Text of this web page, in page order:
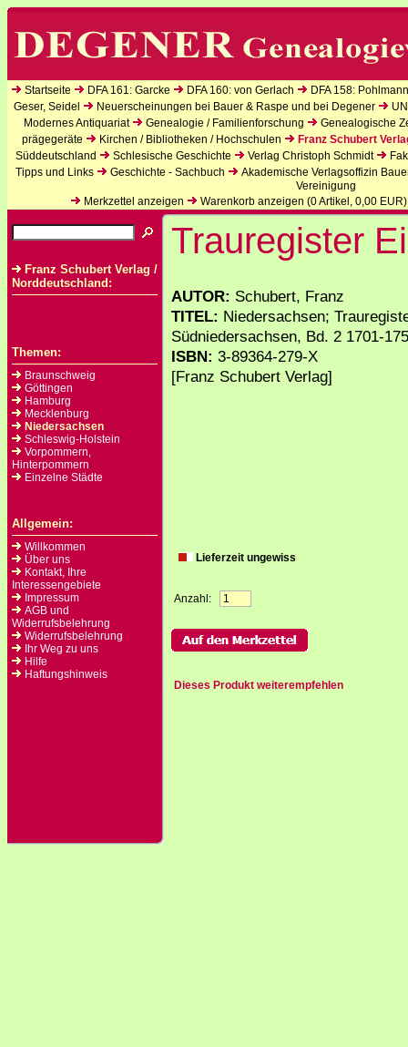
Startseite DFA 161: Garcke DFA 160: von Gerlach
DFA 158:
Geser, Seidel
Neuerscheinungen bei Bauer & Raspe und bei Degener
Modernes Antiquariat
Genealogie / Familienforschung
Genealogische
prägegeräte
Kirchen / Bibliotheken / Hochschulen
Franz Schubert
Süddeutschland
Schlesische Geschichte Verlag Christoph Schmidt
Tipps und Links
Geschichte - Sachbuch
Akademische Verlagsoffizin
Vereinigung
Merkzettel anzeigen
Warenkorb anzeigen (0Artikel, 0,00 EUR)
Franz Schubert Verlag /
Norddeutschland:
Themen:
Braunschweig
Göttingen
Hamburg
Mecklenburg
Niedersachsen
Schleswig-Holstein
Vorpommern,
Hinterpommern
Einzelne Städte
Allgemein:
Willkommen
Über uns
Kontakt, Ihre
Interessengebiete
Impressum
AGB und
Widerrufsbelehrung
Widerrufsbelehrung
Ihr Weg zu uns
Hilfe
Haftungshinweis
Trauregister
AUTOR: Schubert, Franz
TITEL: Niedersachsen;
Südniedersachsen, Bd. 2 1701-
ISBN: 3-89364-279-X
[Franz Schubert Verlag]
Lieferzeit ungewiss
Anzahl:
Dieses Produkt weiterempfehlen